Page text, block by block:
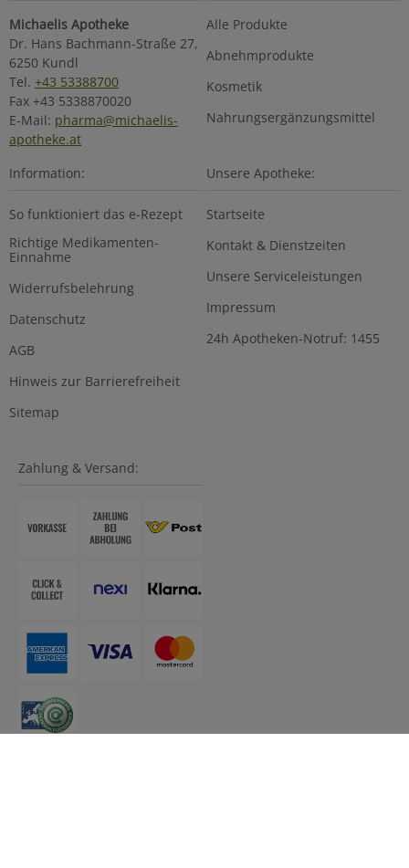
Michaelis Apotheke
Dr. Hans Bachmann-Straße 27,
6250 Kundl
Tel. +43 53388700
Fax +43 5338870020
E-Mail: pharma@michaelis-
apotheke.at
Alle Produkte
Abnehmprodukte
Kosmetik
Nahrungsergänzungsmittel
Information:
So funktioniert das e-Rezept
Richtige Medikamenten-
Einnahme
Widerrufsbelehrung
Datenschutz
AGB
Hinweis zur Barrierefreiheit
Sitemap
Unsere Apotheke:
Startseite
Kontakt & Dienstzeiten
Unsere Serviceleistungen
Impressum
24h Apotheken-Notruf: 1455
Zahlung & Versand: